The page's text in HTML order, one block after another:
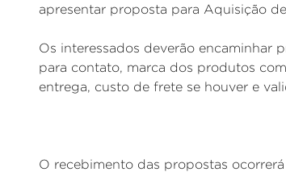
apresentar proposta para Aquisição
Os interessados deverão encaminhar
para contato, marca dos produtos
entrega, custo de frete se houver e
O recebimento das propostas